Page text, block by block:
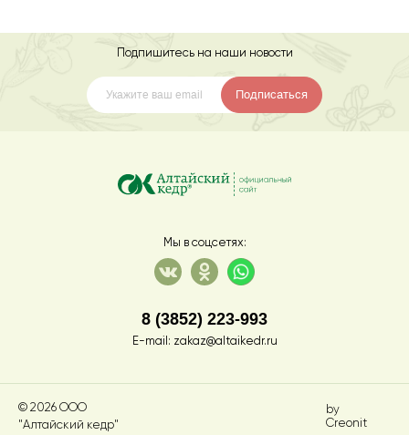
Подпишитесь на наши новости
Подписаться
Мы в соцсетях:
8 (3852) 223-993
E-mail: zakaz@altaikedr.ru
© 2026 ООО
"Алтайский кедр"
by
Creonit